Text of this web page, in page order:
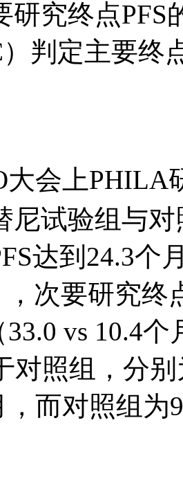
究终点PFS
判定主要终
大会上
替尼试验组与
达到24.3个月
，次要研究
vs 10.4个
照组，分
，而对照组